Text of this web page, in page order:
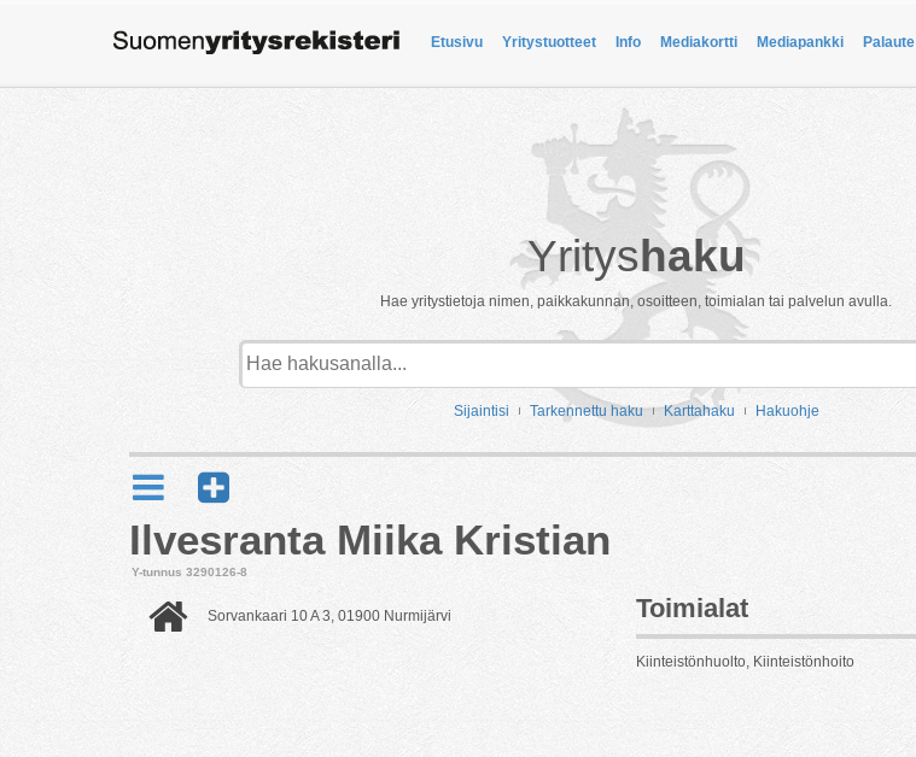
Etusivu Yritystuotteet Info Mediakortti Mediapankki Palaute
Yrityshaku
Hae yritystietoja nimen, paikkakunnan, osoitteen, toimialan tai palvelun avulla.
Sijaintisi Tarkennettu haku Karttahaku Hakuohje
Ilvesranta Miika Kristian
Y-tunnus 3290126-8
Sorvankaari 10 A 3, 01900 Nurmijärvi Toimialat
Kiinteistönhuolto, Kiinteistönhoito